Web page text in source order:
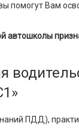
помогут Вам
автошколы
ПДД),